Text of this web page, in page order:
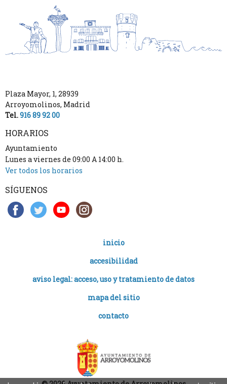
Plaza Mayor, 1, 28939
Arroyomolinos, Madrid
Tel.916 89 92 00
HORARIOS
Ayuntamiento
Lunes a viernes de 09:00 A 14:00 h.
Ver todos los horarios
SÍGUENOS
inicio
accesibilidad
aviso legal: acceso, uso y tratamiento de datos
mapa del sitio
contacto